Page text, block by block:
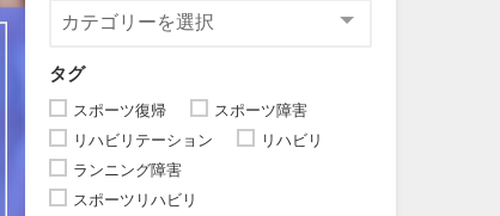
タグ
スポーツ復帰
スポーツ障害
リハビリテーション
リハビリ
ランニング障害
スポーツリハビリ